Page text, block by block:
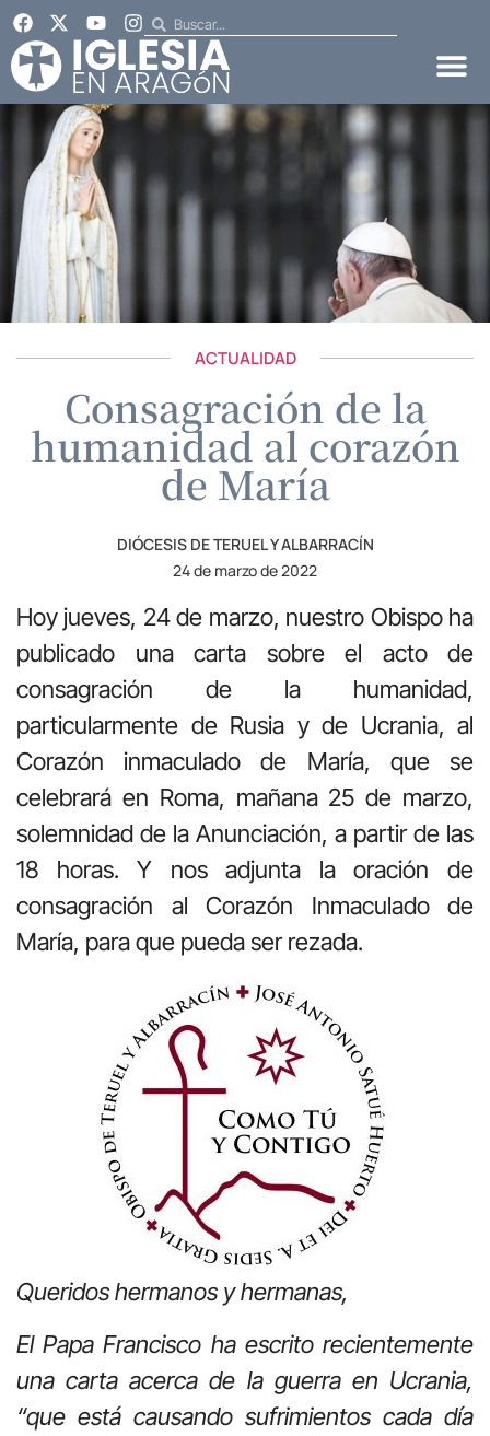
ACTUALIDAD
Consagración de la
humanidad al corazón
de María
DIÓCESIS DE TERUEL Y ALBARRACÍN
24 de marzo de 2022
Hoy jueves, 24 de marzo, nuestro Obispo ha
publicado una carta sobre el acto de
consagración de la humanidad,
particularmente de Rusia y de Ucrania, al
Corazón inmaculado de María, que se
celebrará en Roma, mañana 25 de marzo,
solemnidad de la Anunciación, a partir de las
18 horas. Y nos adjunta la oración de
consagración al Corazón Inmaculado de
María, para que pueda ser rezada.
Queridos hermanos y hermanas,
El Papa Francisco ha escrito recientemente
una carta acerca de la guerra en Ucrania,
“que está causando sufrimientos cada día